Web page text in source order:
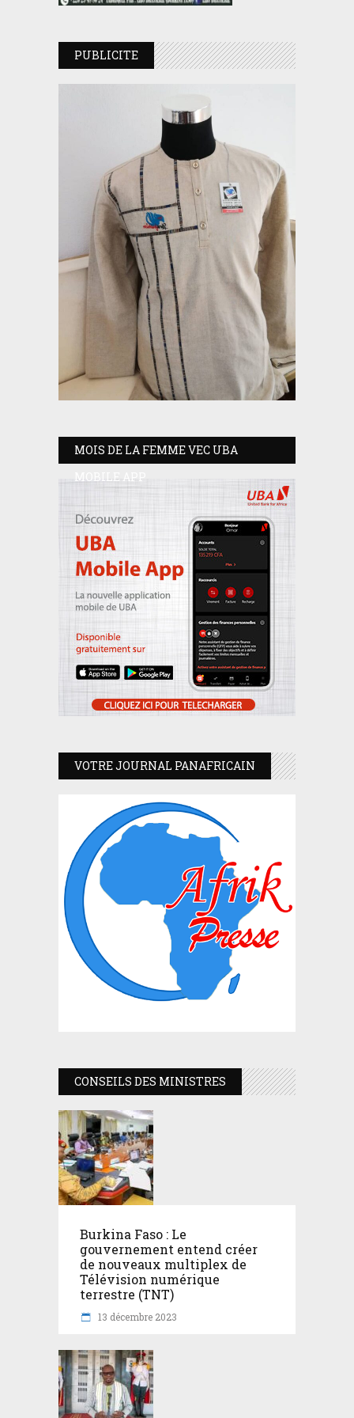
PUBLICITE
MOIS DE LA FEMME VEC UBA
MOBILE APP
VOTRE JOURNAL PANAFRICAIN
CONSEILS DES MINISTRES
Burkina Faso : Le
gouvernement entend créer
de nouveaux multiplex de
Télévision numérique
terrestre (TNT)
13 décembre 2023